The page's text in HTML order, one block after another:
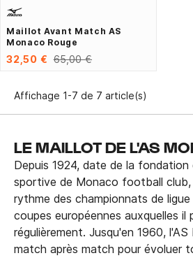
Maillot Avant Match AS
Monaco Rouge
32,50 € 65,00 €
Affichage 1-7 de 7 article(s)
LE MAILLOT DE L'AS
Depuis 1924, date de la fondation
sportive de Monaco football
rythme des championnats de
coupes européennes auxquelles il
régulièrement. Jusqu'en 1960,
match après match pour évoluer